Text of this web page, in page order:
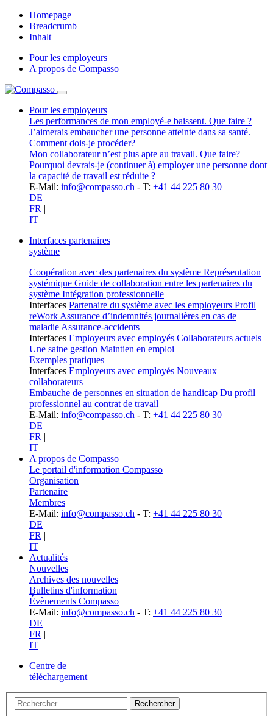
Homepage
Breadcrumb
Inhalt
Pour les employeurs
A propos de Compasso
Pour les employeurs
Les performances de mon employé-e baissent. Que faire ?
J’aimerais embaucher une personne atteinte dans sa santé.
Comment dois-je procéder?
Mon collaborateur n’est plus apte au travail. Que faire?
Pourquoi devrais-je (continuer à) employer une personne dont
la capacité de travail est réduite ?
E-Mail: info@compasso.ch - T: +41 44 225 80 30
DE |
FR |
IT
Interfaces partenaires
système
Coopération avec des partenaires du système Représentation
systémique Guide de collaboration entre les partenaires du
système Intégration professionnelle
Interfaces Partenaire du système avec les employeurs Profil
reWork Assurance d’indemnités journalières en cas de
maladie Assurance-accidents
Interfaces Employeurs avec employés Collaborateurs actuels
Une saine gestion Maintien en emploi
Exemples pratiques
Interfaces Employeurs avec employés Nouveaux
collaborateurs
Embauche de personnes en situation de handicap Du profil
professionnel au contrat de travail
E-Mail: info@compasso.ch - T: +41 44 225 80 30
DE |
FR |
IT
A propos de Compasso
Le portail d'information Compasso
Organisation
Partenaire
Membres
E-Mail: info@compasso.ch - T: +41 44 225 80 30
DE |
FR |
IT
Actualités
Nouvelles
Archives des nouvelles
Bulletins d'information
Évènements Compasso
E-Mail: info@compasso.ch - T: +41 44 225 80 30
DE |
FR |
IT
Centre de
téléchargement